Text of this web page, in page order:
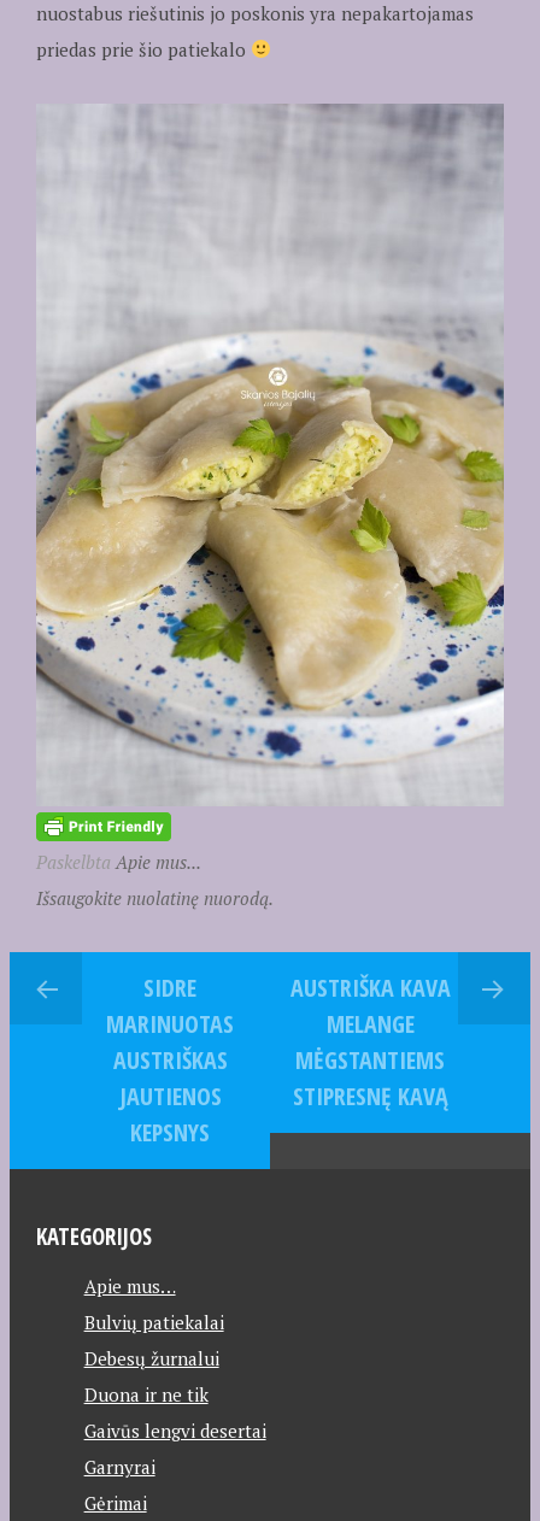
nuostabus riešutinis jo poskonis yra nepakartojamas
priedas prie šio patiekalo
Paskelbta Apie mus...
Išsaugokite nuolatinę nuorodą.
SIDRE
MARINUOTAS
AUSTRIŠKAS
JAUTIENOS
KEPSNYS
AUSTRIŠKA KAVA
MELANGE
MĖGSTANTIEMS
STIPRESNĘ KAVĄ
KATEGORIJOS
Apie mus…
Bulvių patiekalai
Debesų žurnalui
Duona ir ne tik
Gaivūs lengvi desertai
Garnyrai
Gėrimai